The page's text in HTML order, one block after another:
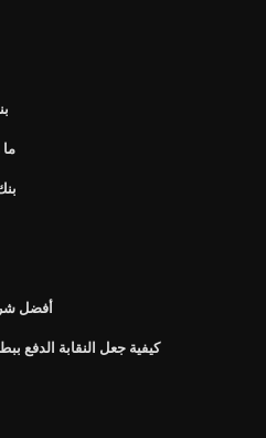
أفضل
كيفية جعل النقابة الدفع